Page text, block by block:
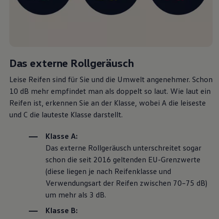
Magazin
Pannen- und Unfallhilfe
Volkswagen Kundenbetreuung
Das externe Rollgeräusch
Leise Reifen sind für Sie und die Umwelt angenehmer. Schon
10 dB mehr empfindet man als doppelt so laut. Wie laut ein
Reifen ist, erkennen Sie an der Klasse, wobei A die leiseste
und C die lauteste Klasse darstellt.
Klasse A:
Das externe Rollgeräusch unterschreitet sogar
schon die seit 2016 geltenden EU-Grenzwerte
(diese liegen je nach Reifenklasse und
Verwendungsart der Reifen zwischen 70–75 dB)
um mehr als 3 dB.
Klasse B: